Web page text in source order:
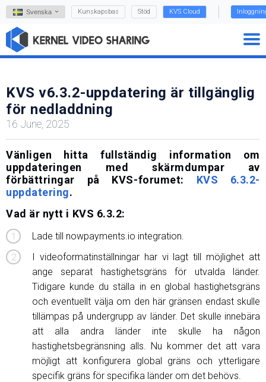
Svenska Kunskapsbas Stöd KVS Cloud
KVS v6.3.2-uppdatering är tillgänglig
för nedladdning
16 June, 2025
Vänligen hitta fullständig information om
uppdateringen med skärmdumpar av
förbättringar på KVS-forumet: KVS 6.3.2-
uppdatering.
Vad är nytt i KVS 6.3.2:
Lade till nowpayments.io integration.
I videoformatinställningar har vi lagt till möjlighet att
ange separat hastighetsgräns för utvalda länder.
Tidigare kunde du ställa in en global hastighetsgräns
och eventuellt välja om den här gränsen endast skulle
tillämpas på undergrupp av länder. Det skulle innebära
att alla andra länder inte skulle ha någon
hastighetsbegränsning alls. Nu kommer det att vara
möjligt att konfigurera global gräns och ytterligare
specifik gräns för specifika länder om det behövs.